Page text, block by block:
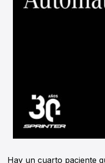
Hay un cuarto paciente